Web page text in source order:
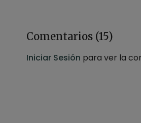
Comentarios (15)
Iniciar Sesión para ver la